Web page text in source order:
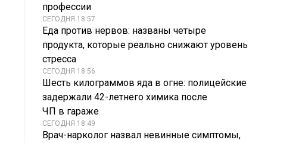
профессии
СЕГОДНЯ 18:57
Еда против нервов: названы четыре
продукта, которые реально снижают уровень
стресса
СЕГОДНЯ 18:56
Шесть килограммов яда в огне: полицейские
задержали 42-летнего химика после
ЧП в гараже
СЕГОДНЯ 18:49
Врач-нарколог назвал невинные симптомы,